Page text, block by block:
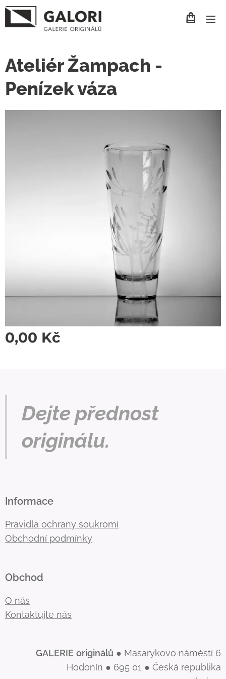
Ateliér Žampach -
Penízek váza
0,00 Kč
Dejte přednost
originálu.
Informace
Pravidla ochrany soukromí
Obchodní podmínky
Obchod
O nás
Kontaktujte nás
GALERIE originálů ● Masarykovo náměstí 6
Hodonín ● 695 01 ● Česká republika